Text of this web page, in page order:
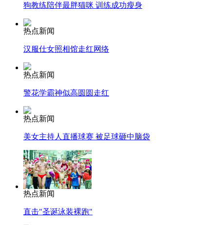
消防员救轻生者
纽约上演“枕头大战”
司机酒驾遇交警 急速倒车逃窜
狗教练陪伴最胖猫咪 训练成功瘦身
热点新闻
汉服仕女照相馆走红网络
热点新闻
警花学霸神似高圆圆走红
热点新闻
美女主持人直播球赛 被足球砸中脑袋
热点新闻
直击"圣诞泳装裸跑"